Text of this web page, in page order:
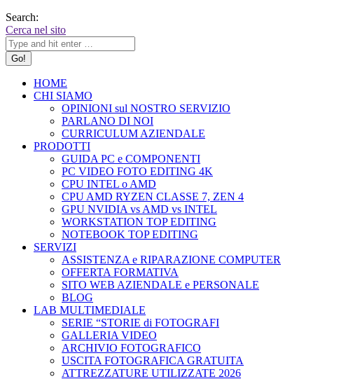
Search:
Cerca nel sito
HOME
CHI SIAMO
OPINIONI sul NOSTRO SERVIZIO
PARLANO DI NOI
CURRICULUM AZIENDALE
PRODOTTI
GUIDA PC e COMPONENTI
PC VIDEO FOTO EDITING 4K
CPU INTEL o AMD
CPU AMD RYZEN CLASSE 7, ZEN 4
GPU NVIDIA vs AMD vs INTEL
WORKSTATION TOP EDITING
NOTEBOOK TOP EDITING
SERVIZI
ASSISTENZA e RIPARAZIONE COMPUTER
OFFERTA FORMATIVA
SITO WEB AZIENDALE e PERSONALE
BLOG
LAB MULTIMEDIALE
SERIE “STORIE di FOTOGRAFI
GALLERIA VIDEO
ARCHIVIO FOTOGRAFICO
USCITA FOTOGRAFICA GRATUITA
ATTREZZATURE UTILIZZATE 2026